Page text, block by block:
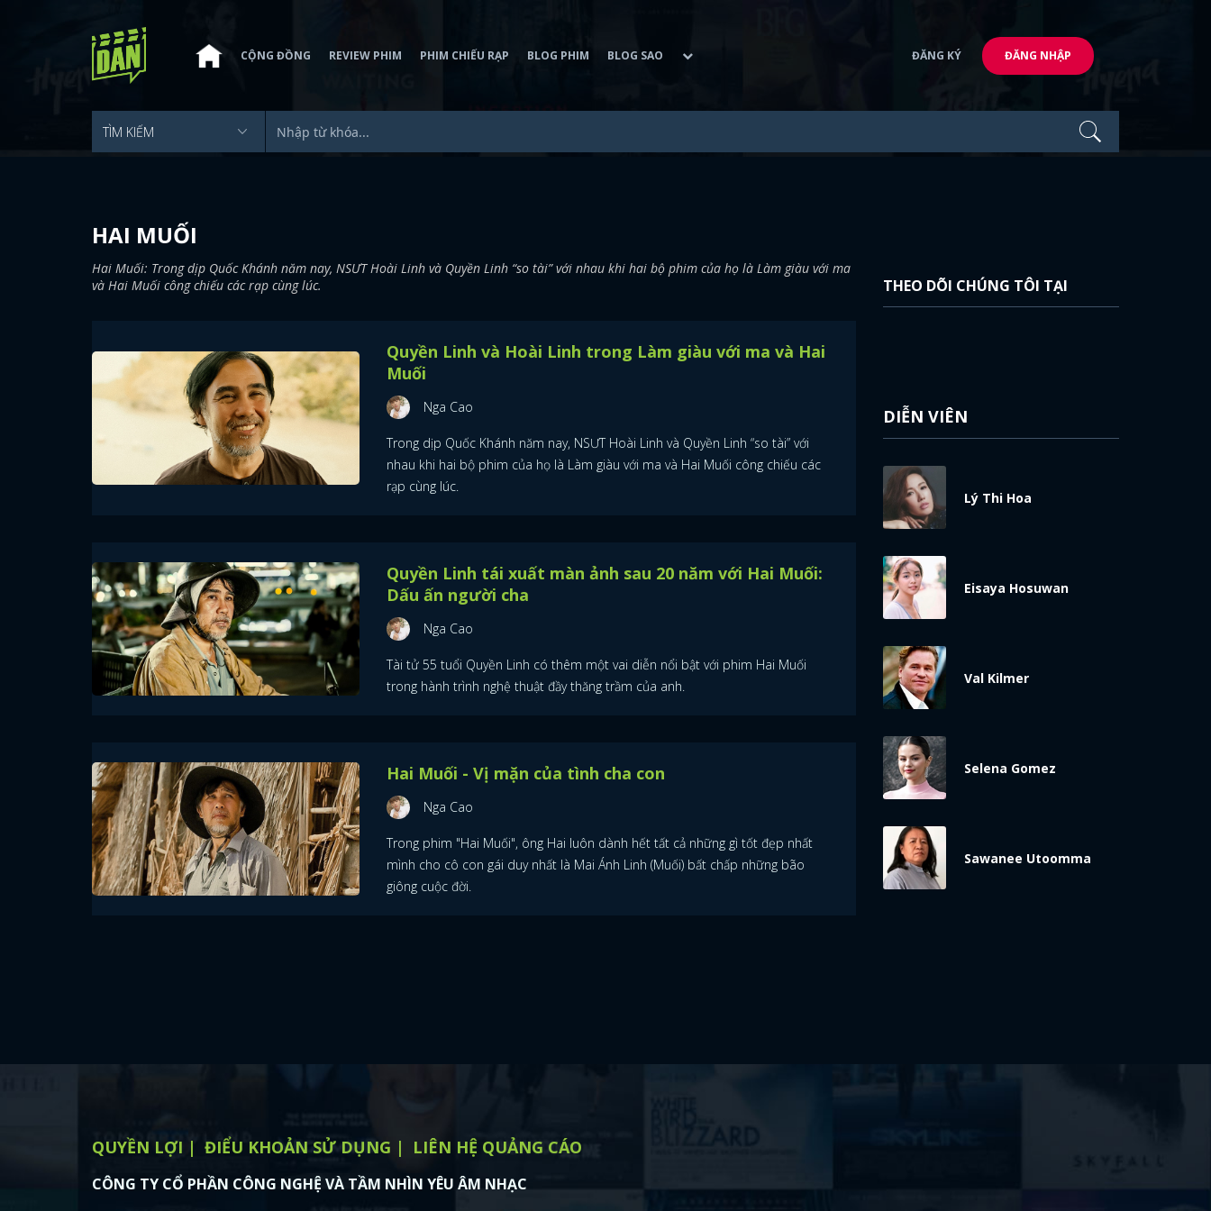
CỘNG ĐỒNG REVIEW PHIM PHIM CHIẾU RẠP BLOG PHIM BLOG SAO ĐĂNG KÝ ĐĂNG NHẬP
HAI MUỐI
Hai Muối: Trong dịp Quốc Khánh năm nay, NSƯT Hoài Linh và Quyền Linh “so tài” với nhau khi hai bộ phim của họ là Làm giàu với ma
và Hai Muối công chiếu các rạp cùng lúc.
Quyền Linh và Hoài Linh trong Làm giàu với ma và Hai
Muối
Nga Cao
Trong dịp Quốc Khánh năm nay, NSƯT Hoài Linh và Quyền Linh “so tài” với
nhau khi hai bộ phim của họ là Làm giàu với ma và Hai Muối công chiếu các
rạp cùng lúc.
Quyền Linh tái xuất màn ảnh sau 20 năm với Hai Muối:
Dấu ấn người cha
Nga Cao
Tài tử 55 tuổi Quyền Linh có thêm một vai diễn nổi bật với phim Hai Muối
trong hành trình nghệ thuật đầy thăng trầm của anh.
Hai Muối - Vị mặn của tình cha con
Nga Cao
Trong phim "Hai Muối", ông Hai luôn dành hết tất cả những gì tốt đẹp nhất
mình cho cô con gái duy nhất là Mai Ánh Linh (Muối) bất chấp những bão
giông cuộc đời.
THEO DÕI CHÚNG TÔI TẠI
DIỄN VIÊN
Lý Thi Hoa
Eisaya Hosuwan
Val Kilmer
Selena Gomez
Sawanee Utoomma
QUYỀN LỢI ĐIỂU KHOẢN SỬ DỤNG LIÊN HỆ QUẢNG CÁO
CÔNG TY CỔ PHẦN CÔNG NGHỆ VÀ TẦM NHÌN YÊU ÂM NHẠC